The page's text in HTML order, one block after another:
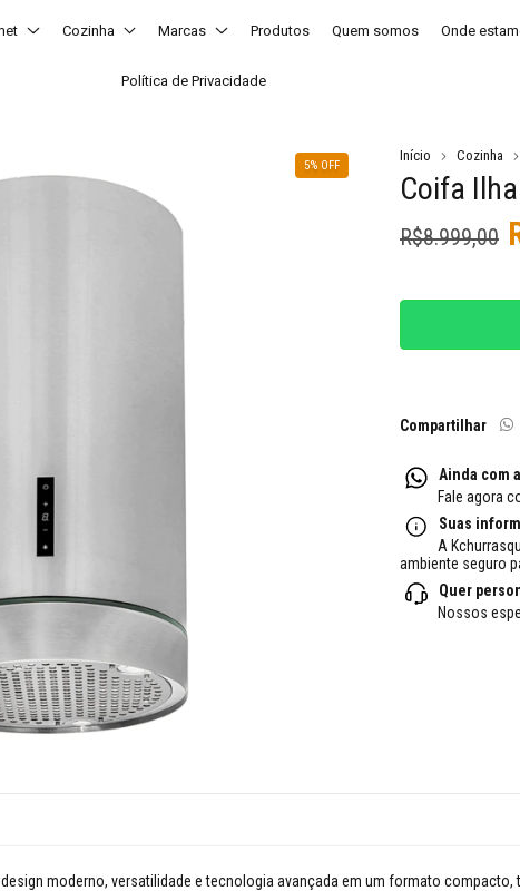
Cozinha Marcas Produtos Quem somos Onde
Política de Privacidade
5% OFF
Início Cozinha
Coifa
R$8.999,00
Compartilhar
Ainda com
Fale agora
Suas
A
ambiente seguro
Quer
Nossos
moderno, versatilidade e tecnologia avançada em um formato